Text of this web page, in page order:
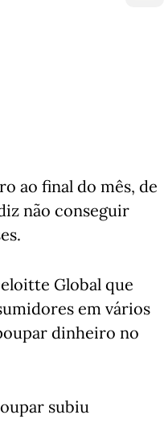
ao final do mês, de
não conseguir
Global que
em vários
dinheiro no
subiu